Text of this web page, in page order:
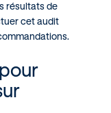
résultats de
cet audit